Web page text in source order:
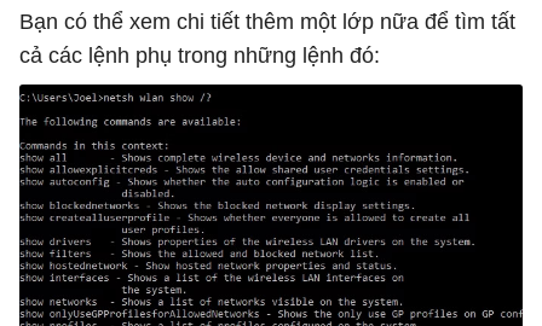
Bạn có thể xem chi tiết thêm một lớp nữa để tìm tất
cả các lệnh phụ trong những lệnh đó: